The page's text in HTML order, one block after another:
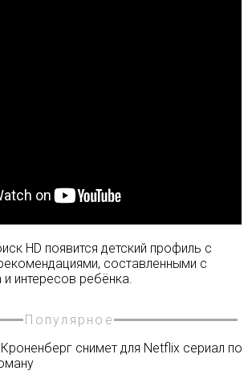
HD появится детский профиль с
составленными с
интересов ребёнка.
Популярное
снимет для Netflix сериал по